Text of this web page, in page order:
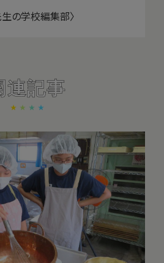
生の学校編集部〉
連記事